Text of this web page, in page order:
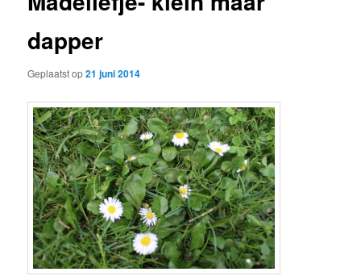
dapper
Geplaatst op21 juni 2014